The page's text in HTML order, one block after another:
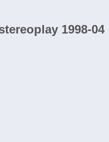
1998-04